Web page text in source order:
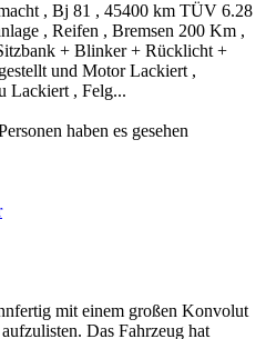
, Bj 81 , 45400 km TÜV 6.28
, Reifen , Bremsen 200 Km ,
+ Blinker + Rücklicht +
und Motor Lackiert ,
Lackiert , Felg...
haben es gesehen
mit einem großen Konvolut
Das Fahrzeug hat